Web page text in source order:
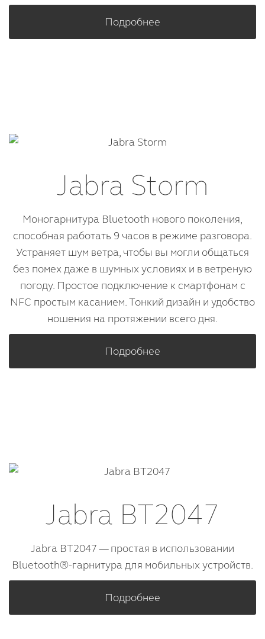
Подробнее
Jabra Storm
Моногарнитура Bluetooth нового поколения,
способная работать 9 часов в режиме разговора.
Устраняет шум ветра, чтобы вы могли общаться
без помех даже в шумных условиях и в ветреную
погоду. Простое подключение к смартфонам с
NFC простым касанием. Тонкий дизайн и удобство
ношения на протяжении всего дня.
Подробнее
Jabra BT2047
Jabra BT2047 — простая в использовании
Bluetooth®-гарнитура для мобильных устройств.
Подробнее